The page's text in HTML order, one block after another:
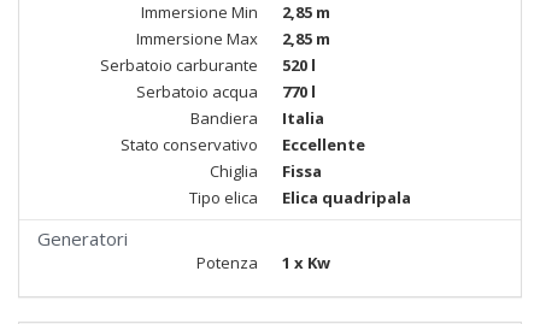
Immersione Min
2,85 m
Immersione Max
2,85 m
Serbatoio carburante
520 l
Serbatoio acqua
770 l
Bandiera
Italia
Stato conservativo
Eccellente
Chiglia
Fissa
Tipo elica
Elica quadripala
Generatori
Potenza 1 x Kw